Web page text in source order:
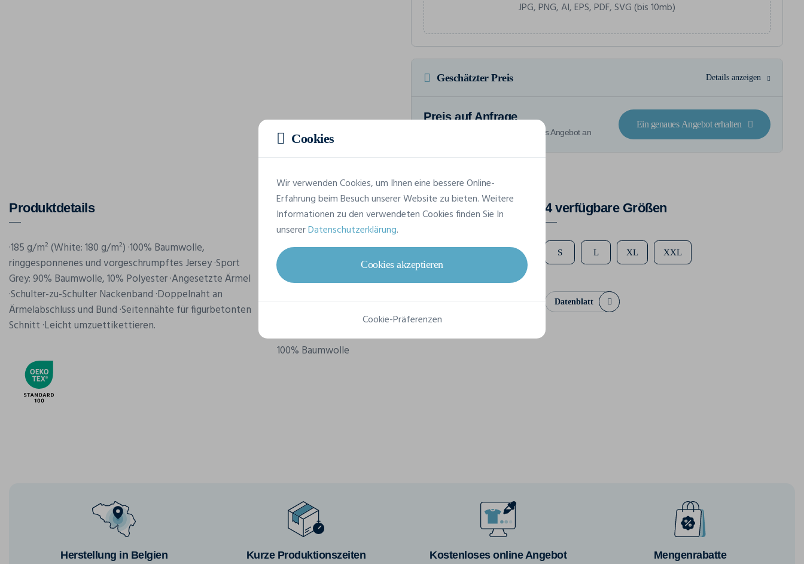
JPG, PNG, AI, EPS, PDF, SVG (bis 10mb)
Geschätzter Preis Details anzeigen
Preis auf Anfrage
Fordern Sie Ihr maßgeschneidertes Angebot an
Ein genaues Angebot erhalten
Produktdetails
·185 g/m² (White: 180 g/m²) ·100% Baumwolle,
ringgesponnenes und vorgeschrumpftes Jersey ·Sport
Grey: 90% Baumwolle, 10% Polyester ·Angesetzte Ärmel
·Schulter-zu-Schulter Nackenband ·Doppelnaht an
Ärmelabschluss und Bund ·Seitennähte für figurbetonten
Schnitt ·Leicht umzuettikettieren.
Merkmale
Marke
Gildan
Referenz
4100L
Grammatur
170 - 199 g/m²
100% Baumwolle
4 verfügbare Größen
S L XL XXL
Datenblatt
Herstellung in Belgien Kurze Produktionszeiten Kostenloses online Angebot Mengenrabatte
Cookies
Wir verwenden Cookies, um Ihnen eine bessere Online-
Erfahrung beim Besuch unserer Website zu bieten. Weitere
Informationen zu den verwendeten Cookies finden Sie In
unsererDatenschutzerklärung.
Cookies akzeptieren
Cookie-Präferenzen